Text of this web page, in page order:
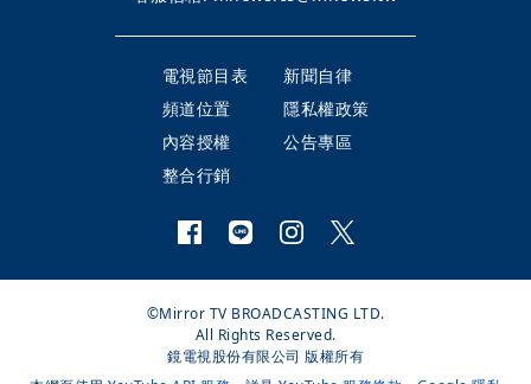
電視節目表
新聞自律
頻道位置
隱私權政策
內容授權
公告專區
整合行銷
©Mirror TV BROADCASTING LTD.
All Rights Reserved.
鏡電視股份有限公司 版權所有